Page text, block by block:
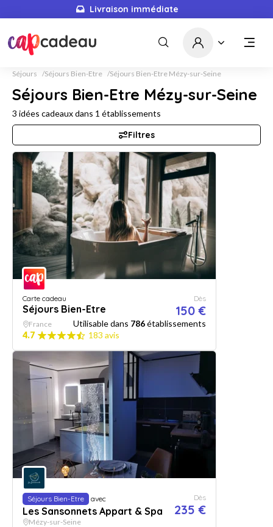
Livraison immédiate
Séjours Séjours Bien-Etre Séjours Bien-Etre Mézy-sur-Seine
Séjours Bien-Etre Mézy-sur-Seine
3 idées cadeaux dans 1 établissements
Filtres
Carte cadeau
Séjours Bien-Etre
Dès
150 €
France Utilisable dans 786établissements
4.7
183 avis
Séjours Bien-Etre avec
Les Sansonnets Appart & Spa
Dès
235 €
Mézy-sur-Seine